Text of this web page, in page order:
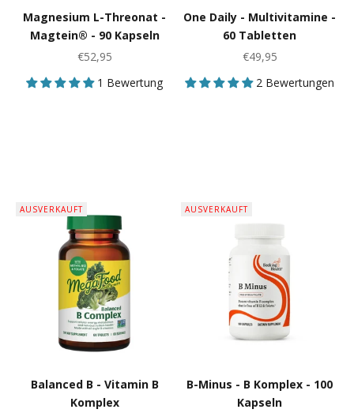
Magnesium L-Threonat -
Magtein® - 90 Kapseln
Angebot
€52,95
1 Bewertung
One Daily - Multivitamine -
60 Tabletten
Angebot
€49,95
2 Bewertungen
AUSVERKAUFT
Balanced B - Vitamin B
Komplex
AUSVERKAUFT
B-Minus - B Komplex - 100
Kapseln